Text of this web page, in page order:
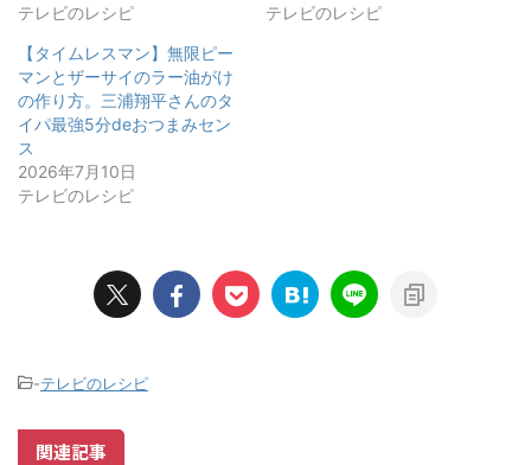
テレビのレシピ
テレビのレシピ
【タイムレスマン】無限ピー
マンとザーサイのラー油がけ
の作り方。三浦翔平さんのタ
イパ最強5分deおつまみセン
ス
2026年7月10日
テレビのレシピ
-テレビのレシピ
関連記事